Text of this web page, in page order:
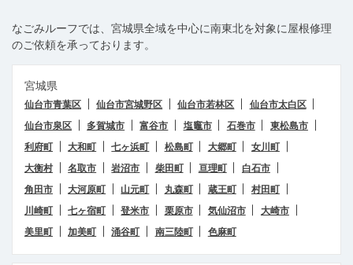
なごみルーフでは、宮城県全域を中心に南東北を対象に屋根修理
のご依頼を承っております。
宮城県
仙台市青葉区 仙台市宮城野区 仙台市若林区
仙台市太白区
仙台市泉区
多賀城市 富谷市 塩竈市 石巻市
東松島市
利府町
大和町 七ヶ浜町 松島町 大郷町
女川町
大衡村
名取市 岩沼市 柴田町 亘理町
白石市
角田市
大河原町 山元町 丸森町 蔵王町
村田町
川崎町
七ヶ宿町 登米市 栗原市 気仙沼市
大崎市
美里町
加美町 涌谷町 南三陸町 色麻町